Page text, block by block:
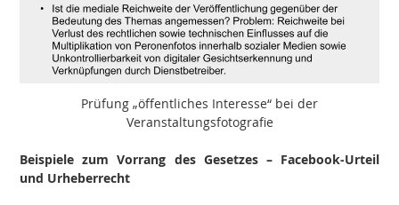
Prüfung „öffentliches Interesse“ bei der
Veranstaltungsfotografie
Beispiele zum Vorrang des Gesetzes – Facebook-Urteil
und Urheberrecht